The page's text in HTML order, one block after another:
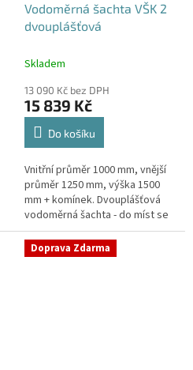
Vodoměrná šachta VŠK 2
dvouplášťová
Skladem
13 090 Kč bez DPH
15 839 Kč
Do košíku
Vnitřní průměr 1000 mm, vnější
průměr 1250 mm, výška 1500
mm + komínek. Dvouplášťová
vodoměrná šachta - do míst se
spodní vodou, pojízdná i pod
parkovací stáníStandardní...
Doprava Zdarma